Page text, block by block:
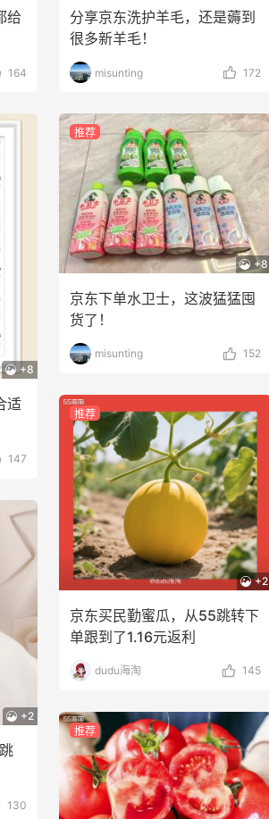
给
164
+8
适
147
+2
130
分享京东洗护羊毛，还是薅到
很多新羊毛！
misunting 172
推荐
+8
京东下单水卫士，这波猛猛囤
货了！
misunting 152
推荐
+2
京东买民勤蜜瓜，从55跳转下
单跟到了1.16元返利
dudu海淘 145
推荐
五海淘活动什么时候
Bobbi Brown黑五
！
1